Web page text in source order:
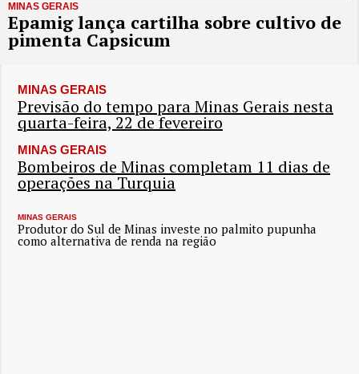
MINAS GERAIS
Epamig lança cartilha sobre cultivo de
pimenta Capsicum
MINAS GERAIS
Previsão do tempo para Minas Gerais nesta
quarta-feira, 22 de fevereiro
MINAS GERAIS
Bombeiros de Minas completam 11 dias de
operações na Turquia
MINAS GERAIS
Produtor do Sul de Minas investe no palmito pupunha
como alternativa de renda na região